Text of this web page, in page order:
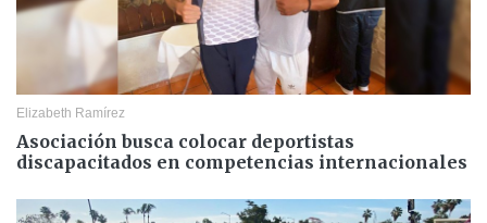
Elizabeth Ramírez
Asociación busca colocar deportistas
discapacitados en competencias internacionales